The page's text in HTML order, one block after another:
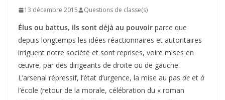
13 décembre 2015 Questions de classe(s)
Élus ou battus, ils sont déjà au pouvoir parce que
depuis longtemps les idées réactionnaires et autoritaires
irriguent notre société et sont reprises, voire mises en
œuvre, par des dirigeants de droite ou de gauche.
L’arsenal répressif, l’état d’urgence, la mise au pas de et à
l’école (retour de la morale, célébration du « roman